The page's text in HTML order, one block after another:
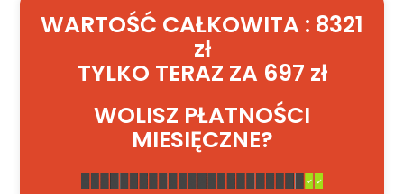
WARTOŚĆ CAŁKOWITA : 8321
zł
TYLKO TERAZ ZA 697 zł
WOLISZ PŁATNOŚCI
MIESIĘCZNE?